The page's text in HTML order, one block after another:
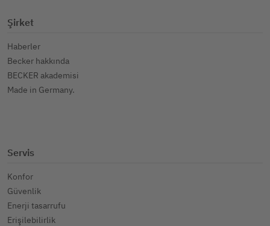
Şirket
Haberler
Becker hakkında
BECKER akademisi
Made in Germany.
Servis
Konfor
Güvenlik
Enerji tasarrufu
Erişilebilirlik